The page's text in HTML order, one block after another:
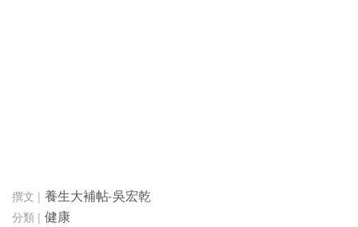
養生大補帖-吳宏乾
健康